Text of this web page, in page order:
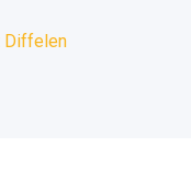
Diffelen